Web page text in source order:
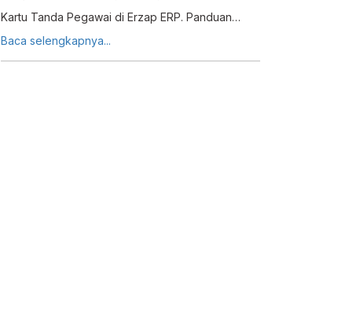
Kartu Tanda Pegawai di Erzap ERP. Panduan
lengkap edit data pegawai dan pilih format
landscape atau portrait.
Baca selengkapnya...